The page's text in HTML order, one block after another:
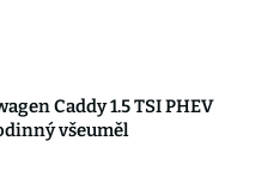
Caddy 1.5 TSI PHEV
všeuměl